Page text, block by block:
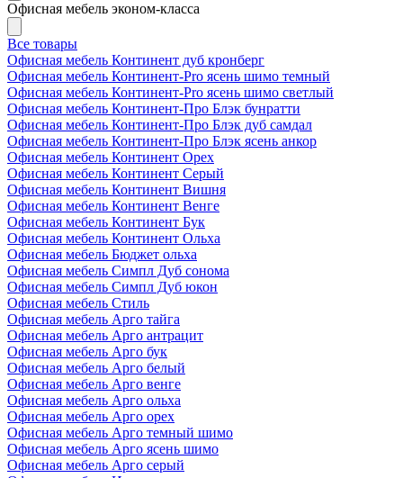
Офисная мебель эконом-класса
Все товары
Офисная мебель Континент дуб кронберг
Офисная мебель Континент-Pro ясень шимо темный
Офисная мебель Континент-Pro ясень шимо светлый
Офисная мебель Континент-Про Блэк бунратти
Офисная мебель Континент-Про Блэк дуб самдал
Офисная мебель Континент-Про Блэк ясень анкор
Офисная мебель Континент Орех
Офисная мебель Континент Серый
Офисная мебель Континент Вишня
Офисная мебель Континент Венге
Офисная мебель Континент Бук
Офисная мебель Континент Ольха
Офисная мебель Бюджет ольха
Офисная мебель Симпл Дуб сонома
Офисная мебель Симпл Дуб юкон
Офисная мебель Стиль
Офисная мебель Арго тайга
Офисная мебель Арго антрацит
Офисная мебель Арго бук
Офисная мебель Арго белый
Офисная мебель Арго венге
Офисная мебель Арго ольха
Офисная мебель Арго орех
Офисная мебель Арго темный шимо
Офисная мебель Арго ясень шимо
Офисная мебель Арго серый